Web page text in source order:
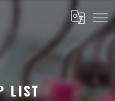
LIST